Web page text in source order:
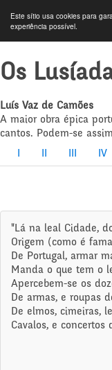
Este sítio usa cookies para
experiência possível.
Os
Luís Vaz de Camões
A maior obra épica
cantos. Podem-se
IV
"Lá na leal Cidade,
Origem (como é
De Portugal, armar
Manda o que tem o
Apercebem-se os
De armas, e roupas
De elmos, cimeiras,
Cavalos, e concertos